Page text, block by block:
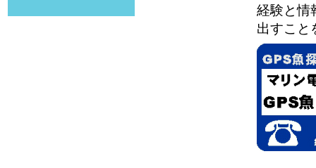
経験と情
出すこと